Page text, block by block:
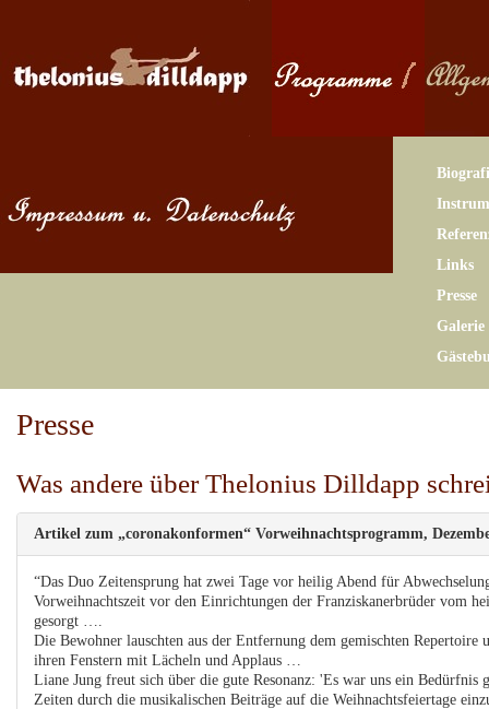
Links
Presse
Galerie
Presse
Was andere über Thelonius Dilldapp
Artikel zum „coronakonformen“ Vorweihnachtsprogramm,
“Das Duo Zeitensprung hat zwei Tage vor heilig Abend für
Vorweihnachtszeit vor den Einrichtungen der Franziskanerbrüder vom
gesorgt ….
Die Bewohner lauschten aus der Entfernung dem gemischten Repertoire
ihren Fenstern mit Lächeln und Applaus …
Liane Jung freut sich über die gute Resonanz: 'Es war uns ein Bedürfnis
Zeiten durch die musikalischen Beiträge auf die Weihnachtsfeiertage